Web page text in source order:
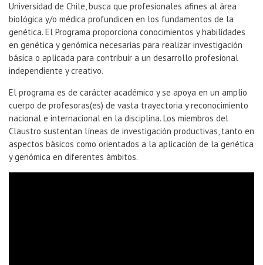
Universidad de Chile, busca que profesionales afines al área
biológica y/o médica profundicen en los fundamentos de la
genética. El Programa proporciona conocimientos y habilidades
en genética y genómica necesarias para realizar investigación
básica o aplicada para contribuir a un desarrollo profesional
independiente y creativo.
El programa es de carácter académico y se apoya en un amplio
cuerpo de profesoras(es) de vasta trayectoria y reconocimiento
nacional e internacional en la disciplina. Los miembros del
Claustro sustentan líneas de investigación productivas, tanto en
aspectos básicos como orientados a la aplicación de la genética
y genómica en diferentes ámbitos.